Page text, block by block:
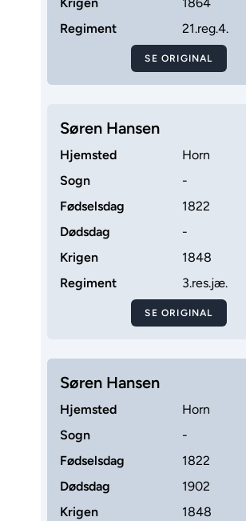
Regiment
21.reg.4.
SE ORIGINAL
Søren Hansen
Hjemsted
Horn
Sogn
-
Fødselsdag
1822
Dødsdag
-
Krigen
1848
Regiment
3.res.jæ.
SE ORIGINAL
Søren Hansen
Hjemsted
Horn
Sogn
-
Fødselsdag
1822
Dødsdag
1902
Krigen
1848